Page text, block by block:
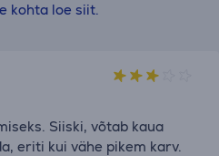
kohta loe siit.
Siiski, võtab kaua
eriti kui vähe pikem karv.